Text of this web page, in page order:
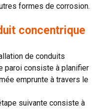
formes de corrosion.
concentrique
de conduits
paroi consiste à planifier
emprunte à travers le
suivante consiste à